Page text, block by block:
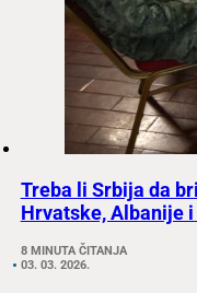
Treba li Srbija da
Hrvatske, Albanije i
8 MINUTA ČITANJA
03. 03. 2026.